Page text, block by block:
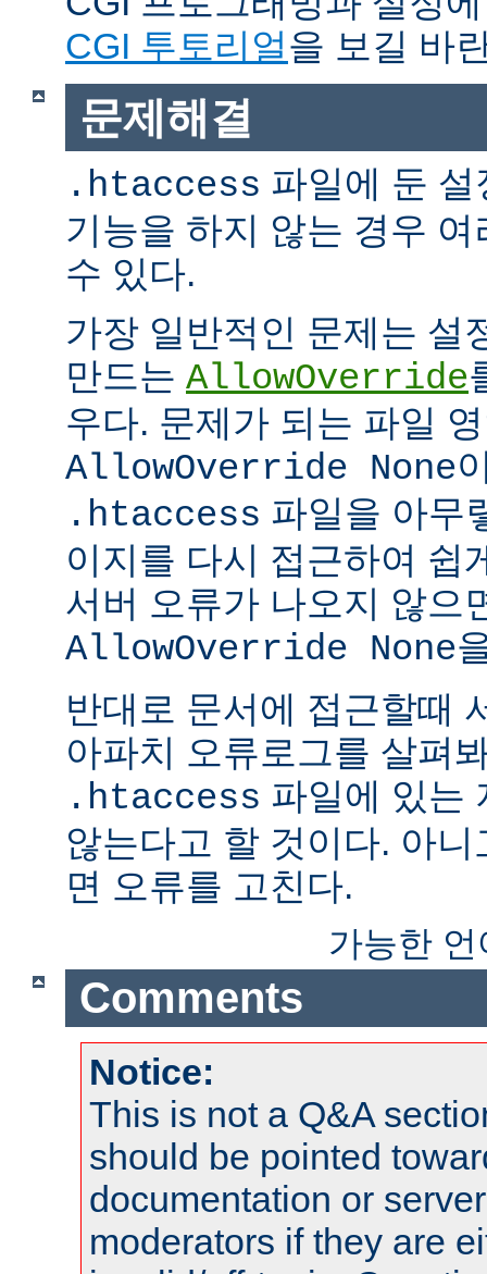
CGI 투토리얼을 보길 바
문제해결
.htaccess 파일에 둔
기능을 하지 않는 경우
수 있다.
가장 일반적인 문제는 설
만드는 AllowOverride
우다. 문제가 되는 파일
AllowOverride None
.htaccess 파일을 아무
이지를 다시 접근하여 쉽
서버 오류가 나오지 않으
AllowOverride None
반대로 문서에 접근할때
아파치 오류로그를 살펴
.htaccess 파일에 있는
않는다고 할 것이다. 아
면 오류를 고친다.
가능한
Comments
Notice:
This is not a Q&A
should be pointed
documentation or
moderators if they are